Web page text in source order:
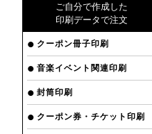
ご自分で作成した
印刷データで注文
クーポン冊子印刷
音楽イベント関連印刷
封筒印刷
クーポン券・チケット印刷